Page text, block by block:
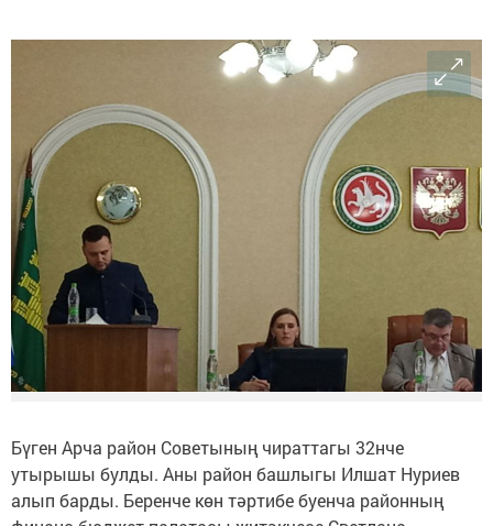
Бүген Арча район Советының чираттагы 32нче
утырышы булды. Аны район башлыгы Илшат Нуриев
алып барды. Беренче көн тәртибе буенча районның